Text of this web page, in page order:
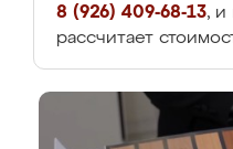
8 (926) 409-68-13, и
рассчитает